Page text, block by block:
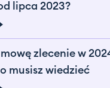
lipca 2023?
zlecenie w
musisz wiedzieć